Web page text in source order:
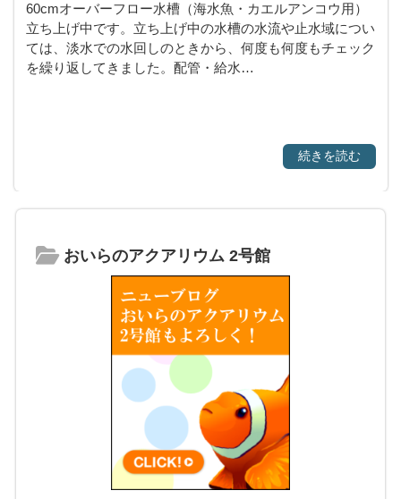
60cmオーバーフロー水槽（海水魚・カエルアンコウ用）
立ち上げ中です。立ち上げ中の水槽の水流や止水域につい
ては、淡水での水回しのときから、何度も何度もチェック
を繰り返してきました。配管・給水…
続きを読む
おいらのアクアリウム 2号館